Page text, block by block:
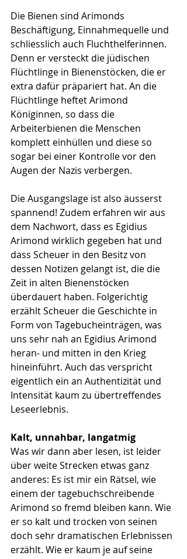
Die Bienen sind Arimonds
Beschäftigung, Einnahmequelle und
schliesslich auch Fluchthelferinnen.
Denn er versteckt die jüdischen
Flüchtlinge in Bienenstöcken, die er
extra dafür präpariert hat. An die
Flüchtlinge heftet Arimond
Königinnen, so dass die
Arbeiterbienen die Menschen
komplett einhüllen und diese so
sogar bei einer Kontrolle vor den
Augen der Nazis verbergen.
Die Ausgangslage ist also äusserst
spannend! Zudem erfahren wir aus
dem Nachwort, dass es Egidius
Arimond wirklich gegeben hat und
dass Scheuer in den Besitz von
dessen Notizen gelangt ist, die die
Zeit in alten Bienenstöcken
überdauert haben. Folgerichtig
erzählt Scheuer die Geschichte in
Form von Tagebucheinträgen, was
uns sehr nah an Egidius Arimond
heran- und mitten in den Krieg
hineinführt. Auch das verspricht
eigentlich ein an Authentizität und
Intensität kaum zu übertreffendes
Leseerlebnis.
Kalt, unnahbar, langatmig
Was wir dann aber lesen, ist leider
über weite Strecken etwas ganz
anderes: Es ist mir ein Rätsel, wie
einem der tagebuchschreibende
Arimond so fremd bleiben kann. Wie
er so kalt und trocken von seinen
doch sehr dramatischen Erlebnissen
erzählt. Wie er kaum je auf seine